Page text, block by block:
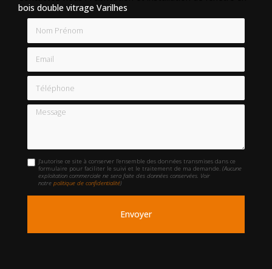
bois double vitrage Varilhes
Email
Téléphone
Message
J'autorise ce site à conserver l'ensemble des données transmises dans ce
formulaire pour faciliter le suivi et le traitement de ma demande.(Aucune
exploitation commerciale ne sera faite des données conservées. Voir
notrepolitique de confidentialité)